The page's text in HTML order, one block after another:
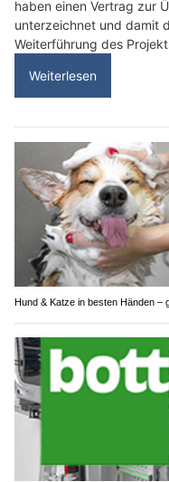
haben einen Vertrag zur
unterzeichnet und damit
Weiterführung des
Weiterlesen
Hund & Katze in besten Händen –